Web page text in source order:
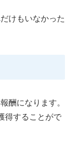
けもいなかった
酬になります。
得することがで